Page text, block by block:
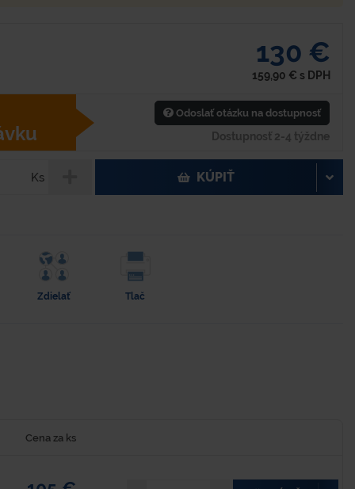
130 €
159,90 € s DPH
Odoslať otázku na dostupnosť
Dostupnosť 2-4 týždne
Ks KÚPIŤ
Zdielať Tlač
Cena za ks